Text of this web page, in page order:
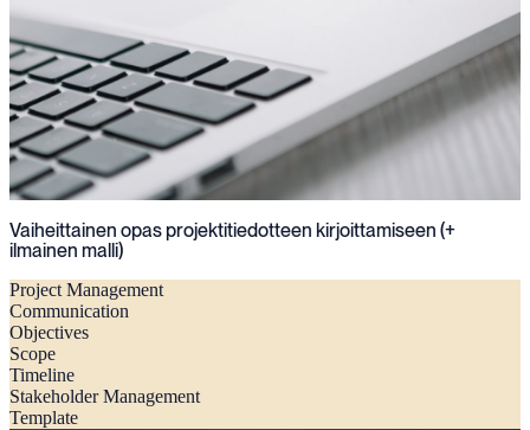
Vaiheittainen opas projektitiedotteen kirjoittamiseen (+
ilmainen malli)
Project Management
Communication
Objectives
Scope
Timeline
Stakeholder Management
Template